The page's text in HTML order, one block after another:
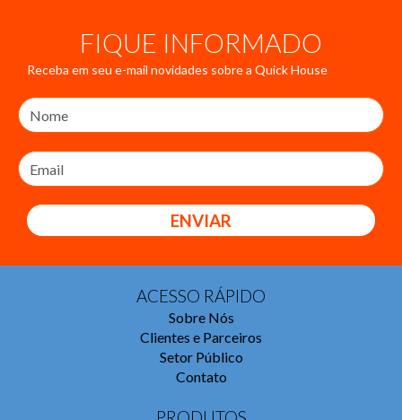
FIQUE INFORMADO
Receba em seu e-mail novidades sobre a Quick House
ENVIAR
ACESSO RÁPIDO
Sobre Nós
Clientes e Parceiros
Setor Público
Contato